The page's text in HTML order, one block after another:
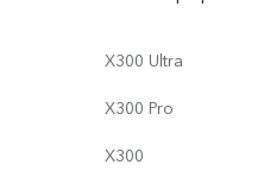
X300 Ultra
X300 Pro
X300